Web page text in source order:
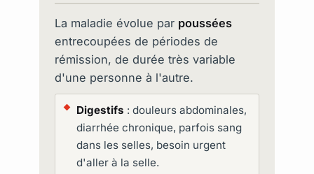
La maladie évolue par poussées
entrecoupées de périodes de
rémission, de durée très variable
d'une personne à l'autre.
Digestifs : douleurs abdominales,
diarrhée chronique, parfois sang
dans les selles, besoin urgent
d'aller à la selle.